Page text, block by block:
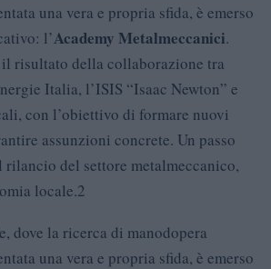
una vera e propria sfida, è emerso
l’Academy Metalmeccanici.
risultato della collaborazione tra
Italia, l’ISIS “Isaac Newton” e
con l’obiettivo di formare nuovi
assunzioni concrete. Un passo
rilancio del settore metalmeccanico,
locale.2
dove la ricerca di manodopera
una vera e propria sfida, è emerso